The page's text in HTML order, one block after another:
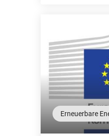
Erneuerbare